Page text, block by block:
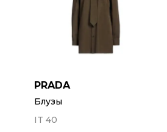
PRADA
Блузы
IT 40